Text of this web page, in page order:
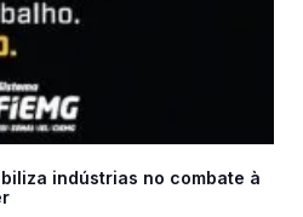
indústrias no combate à